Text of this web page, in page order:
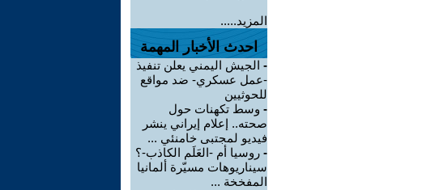
المزيد.....
احدث الأخبار المهمة
- الجيش اليمني يعلن تنفيذ
-عمل عسكري- ضد مواقع
للحوثيين
- وسط تكهنات حول
صحته.. إعلام إيراني ينشر
فيديو لمجتبى خامنئي ...
- روسيا أم -العَلَم الكاذب-؟
سيناريوهات مسيّرة ألمانيا
المفخخة ...